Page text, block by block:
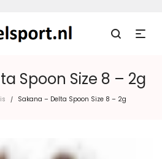
Spoon Size 8 – 2g
/ Sakana – Delta Spoon Size 8 – 2g